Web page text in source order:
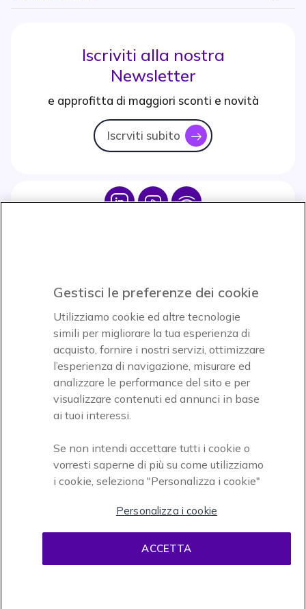
Iscriviti alla nostra
Newsletter
e approfitta di maggiori sconti e novità
Iscrviti subito icon
Icon IconIcon
Accettiamo
Onedirect, azienda del gruppo INCEPT
Condizioni di vendita
Gestisci le preferenze dei cookie
Utilizziamo cookie ed altre tecnologie
simili per migliorare la tua esperienza di
acquisto, fornire i nostri servizi, ottimizzare
l’esperienza di navigazione, misurare ed
analizzare le performance del sito e per
visualizzare contenuti ed annunci in base
ai tuoi interessi.
Se non intendi accettare tutti i cookie o
vorresti saperne di più su come utilizziamo
i cookie, seleziona "Personalizza i cookie"
Personalizza i cookie
ACCETTA